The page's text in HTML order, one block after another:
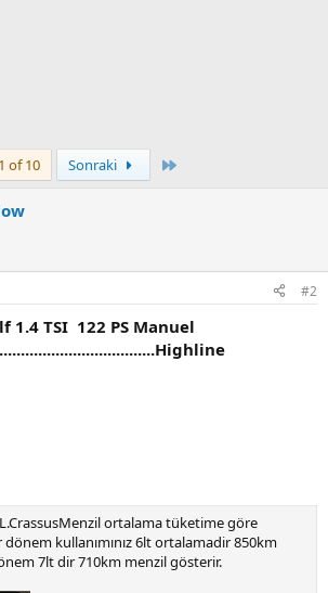
1 of 10 Sonraki
#2
1.4 TSI 122 PS Manuel
ortalama tüketime göre
kullanımınız 6lt ortalamadir 850km
7lt dir 710km menzil gösterir.